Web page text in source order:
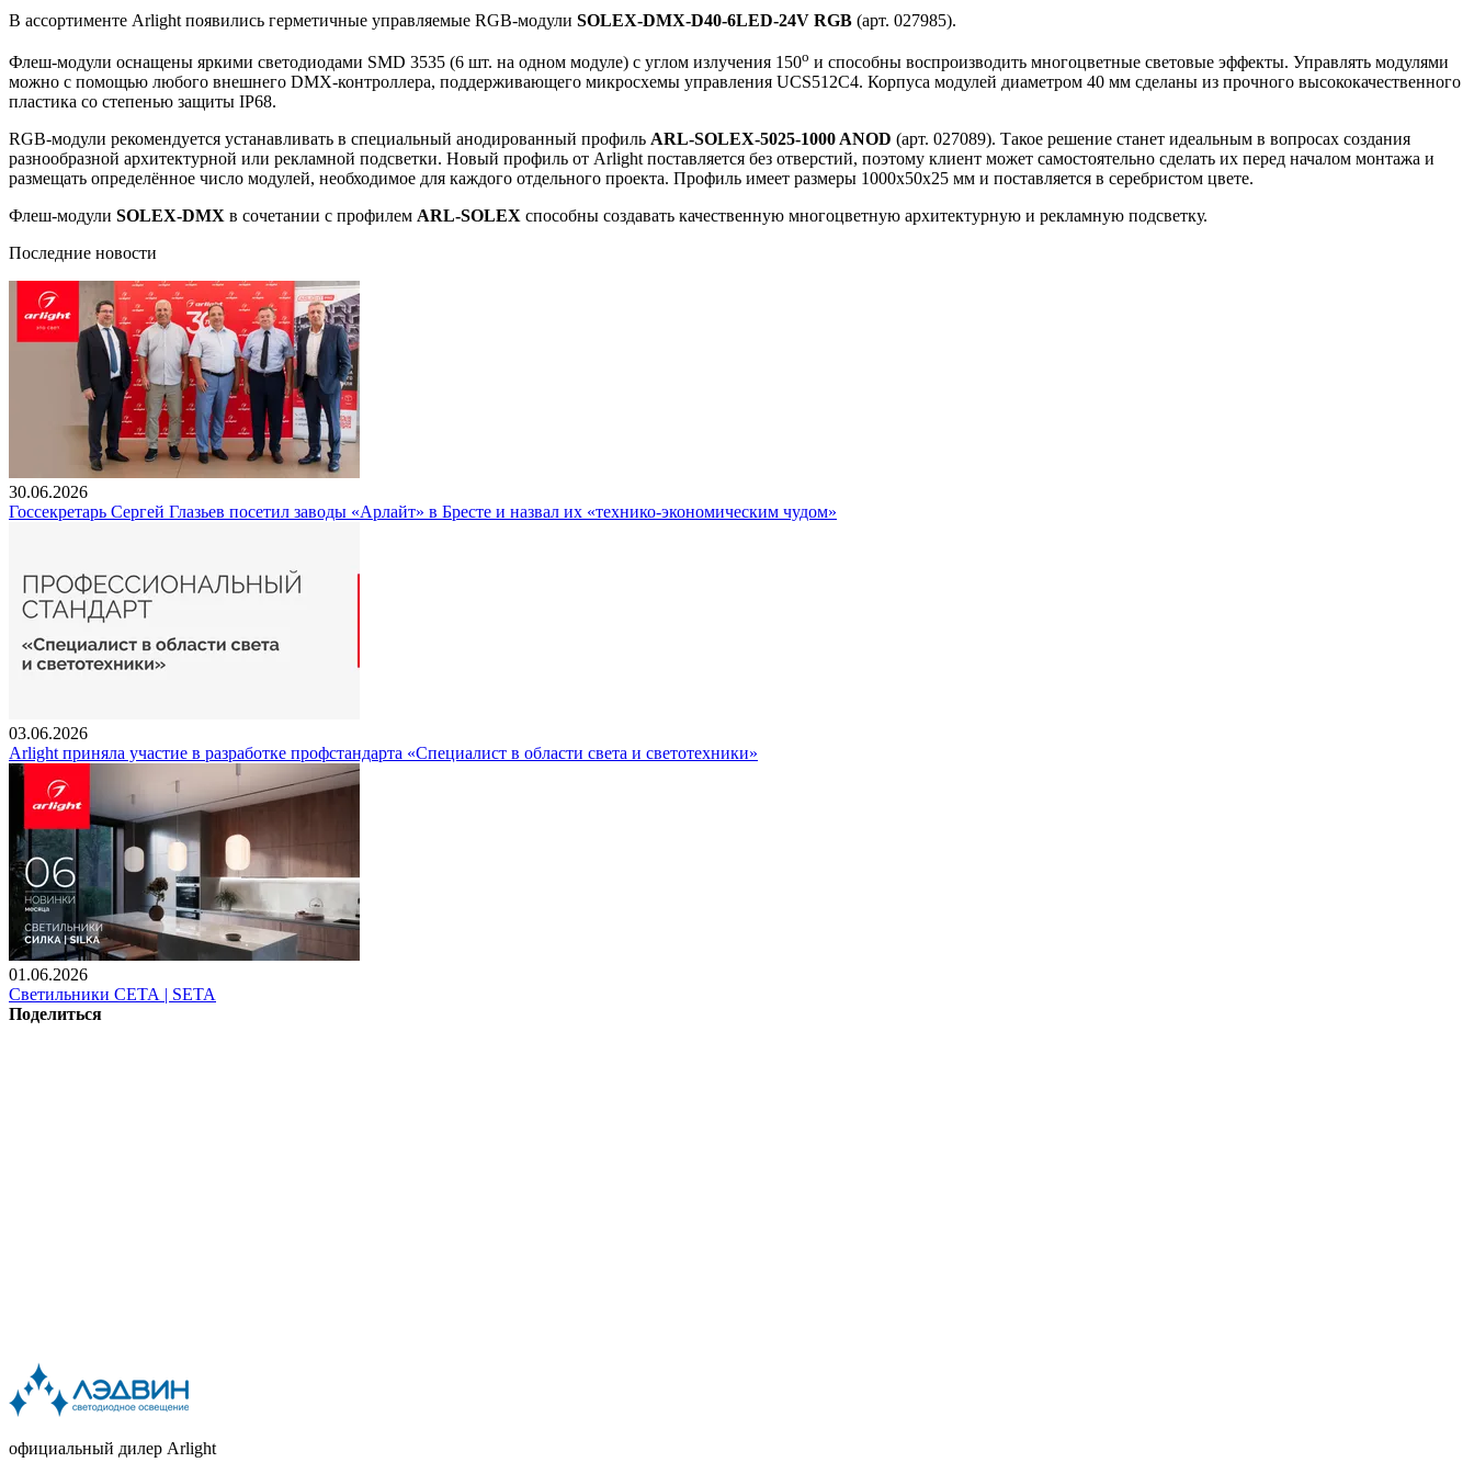
В ассортименте Arlight появились герметичные управляемые RGB-модули SOLEX-DMX-D40-6LED-24V RGB (арт. 027985).
Флеш-модули оснащены яркими светодиодами SMD 3535 (6 шт. на одном модуле) с углом излучения 150o и способны воспроизводить многоцветные световые эффекты. Управлять модулями
можно с помощью любого внешнего DMX-контроллера, поддерживающего микросхемы управления UCS512C4. Корпуса модулей диаметром 40 мм сделаны из прочного высококачественного
пластика со степенью защиты IP68.
RGB-модули рекомендуется устанавливать в специальный анодированный профиль ARL-SOLEX-5025-1000 ANOD (арт. 027089). Такое решение станет идеальным в вопросах создания
разнообразной архитектурной или рекламной подсветки. Новый профиль от Arlight поставляется без отверстий, поэтому клиент может самостоятельно сделать их перед началом монтажа и
размещать определённое число модулей, необходимое для каждого отдельного проекта. Профиль имеет размеры 1000х50х25 мм и поставляется в серебристом цвете.
Флеш-модули SOLEX-DMX в сочетании с профилем ARL-SOLEX способны создавать качественную многоцветную архитектурную и рекламную подсветку.
Последние новости
30.06.2026
Госсекретарь Сергей Глазьев посетил заводы «Арлайт» в Бресте и назвал их «технико-экономическим чудом»
03.06.2026
Arlight приняла участие в разработке профстандарта «Специалист в области света и светотехники»
01.06.2026
Светильники СЕТА | SETA
Поделиться
официальный дилер Arlight